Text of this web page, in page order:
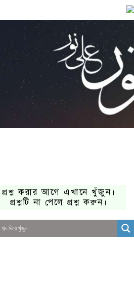
প্রশ্ন করার আগে এখানে খুঁজুন।
প্রশ্নটি না পেলে প্রশ্ন করুন।